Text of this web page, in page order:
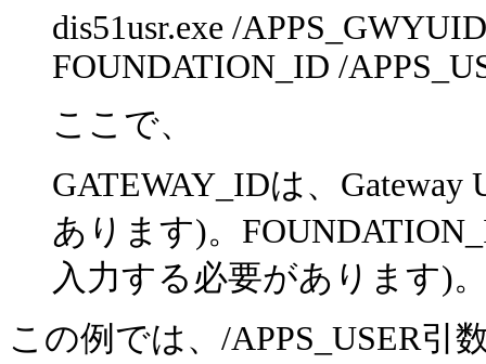
dis51usr.exe /
FOUNDATION_ID /
ここで、
GATEWAY_IDは、
あります)。
入力する必要があります)
この例では、/APPS_USER引